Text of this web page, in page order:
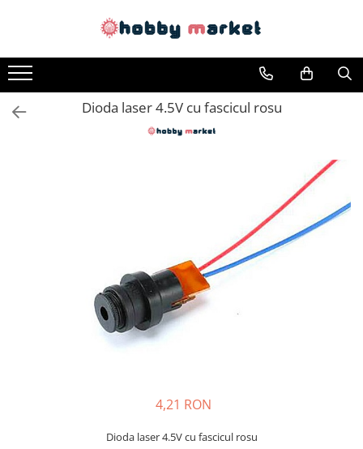
Piese si componente imprimante
Piese electrice si electronice
Piese mecanice
Dioda laser 4.5V cu fascicul rosu
4,21 RON
Dioda laser 4.5V cu fascicul rosu